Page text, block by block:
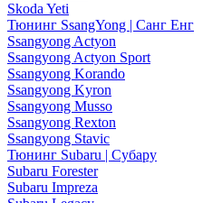
Skoda Yeti
Тюнинг SsangYong | Санг Енг
Ssangyong Actyon
Ssangyong Actyon Sport
Ssangyong Korando
Ssangyong Kyron
Ssangyong Musso
Ssangyong Rexton
Ssangyong Stavic
Тюнинг Subaru | Субару
Subaru Forester
Subaru Impreza